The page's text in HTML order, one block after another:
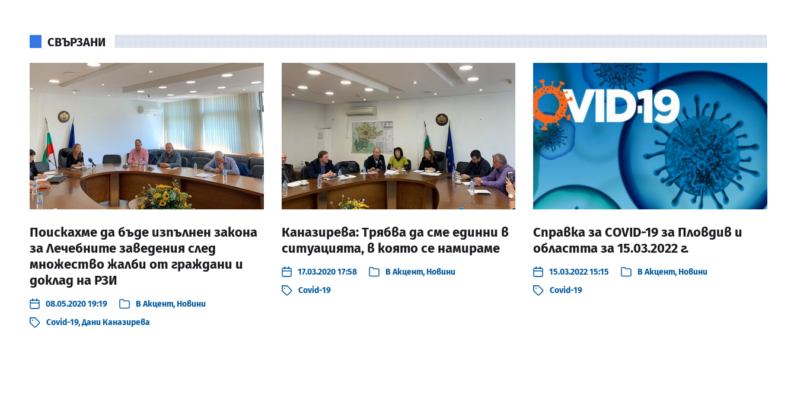
СВЪРЗАНИ
Поискахме да бъде изпълнен закона
за Лечебните заведения след
множество жалби от граждани и
доклад на РЗИ
08.05.2020 19:19 ВАкцент,Новини
Covid-19,Дани Каназирева
Каназирева: Трябва да сме единни в
ситуацията, в която се намираме
17.03.2020 17:58 ВАкцент,Новини
Covid-19
Справка за COVID-19 за Пловдив и
областта за 15.03.2022 г.
15.03.2022 15:15 ВАкцент,Новини
Covid-19